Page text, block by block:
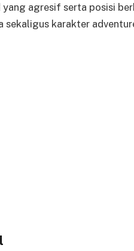
agresif serta posisi
sekaligus karakter